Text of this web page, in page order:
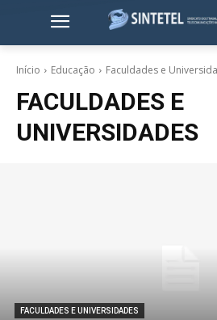
Início Educação Faculdades e
FACULDADES E
UNIVERSIDADES
FACULDADES E UNIVERSIDADES